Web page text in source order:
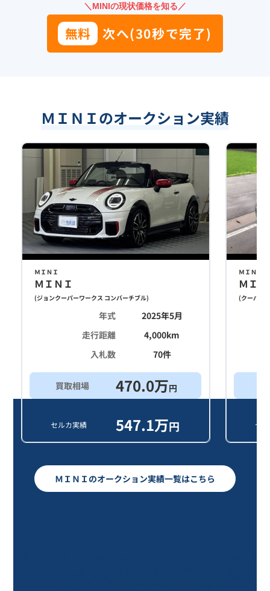
＼MINIの現状価格を知る／
無料 次へ(30秒で完了)
ＭＩＮＩのオークション実績
ＭＩＮＩ
ＭＩＮＩ
(ジョンクーパーワークス コンバーチブル)
年式
2025年5月
走行距離
4,000km
入札数
70件
買取相場 470.0万円
セルカ実績 547.1万円
ＭＩＮＩ
ＭＩ
(クーパー
セ
ＭＩＮＩのオークション実績一覧はこちら